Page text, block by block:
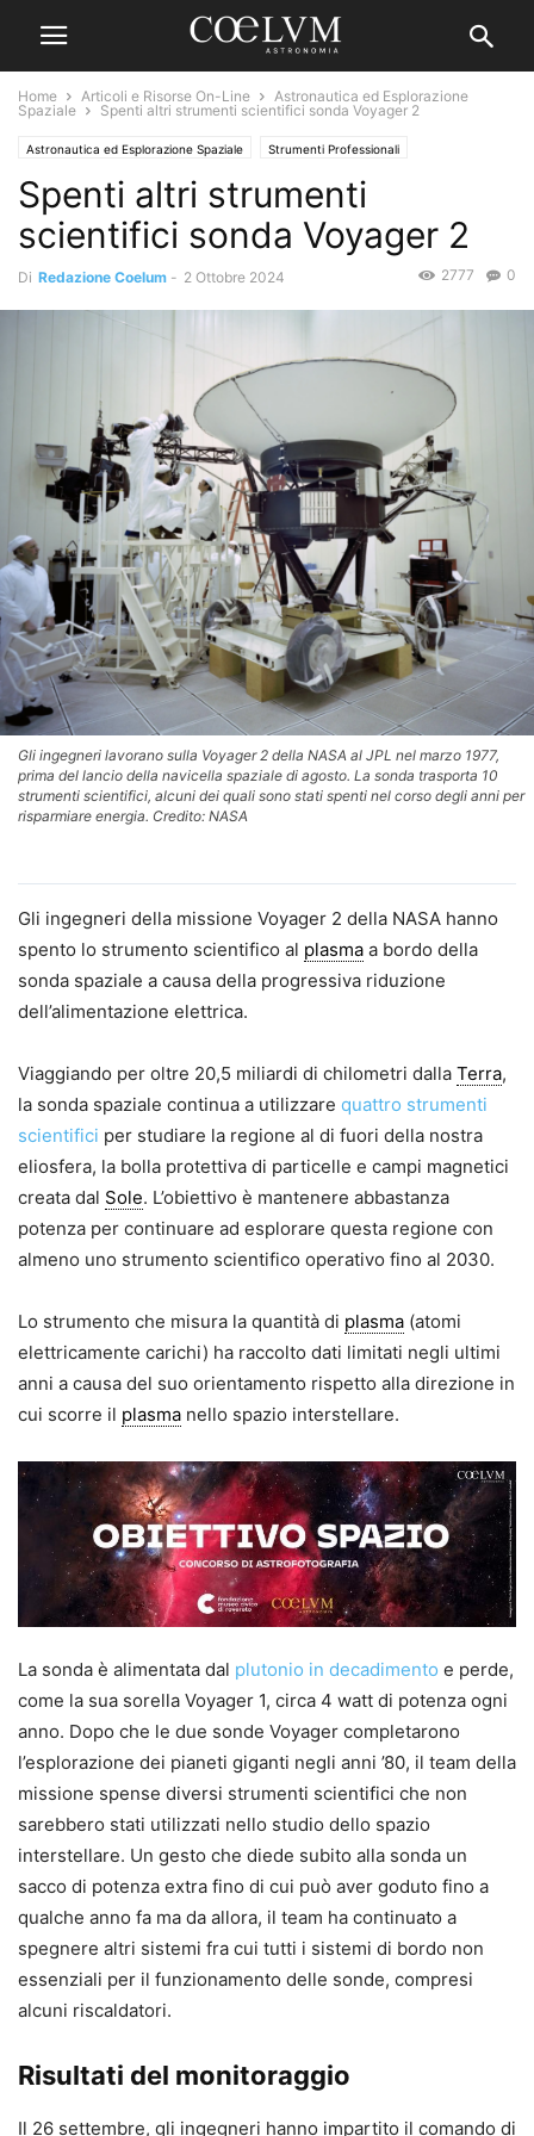
Home Articoli e Risorse On-Line
Astronautica ed Esplorazione
Spaziale
Spenti altri strumenti scientifici sonda Voyager 2
Astronautica ed Esplorazione Spaziale Strumenti Professionali
Spenti altri strumenti
scientifici sonda Voyager 2
Di Redazione Coelum - 2 Ottobre 2024 0
2777
Gli ingegneri lavorano sulla Voyager 2 della NASA al JPL nel marzo 1977,
prima del lancio della navicella spaziale di agosto. La sonda trasporta 10
strumenti scientifici, alcuni dei quali sono stati spenti nel corso degli anni per
risparmiare energia. Credito: NASA
Gli ingegneri della missione Voyager 2 della NASA hanno
spento lo strumento scientifico al plasma a bordo della
sonda spaziale a causa della progressiva riduzione
dell’alimentazione elettrica.
Viaggiando per oltre 20,5 miliardi di chilometri dalla Terra,
la sonda spaziale continua a utilizzare quattro strumenti
scientifici per studiare la regione al di fuori della nostra
eliosfera, la bolla protettiva di particelle e campi magnetici
creata dal Sole. L’obiettivo è mantenere abbastanza
potenza per continuare ad esplorare questa regione con
almeno uno strumento scientifico operativo fino al 2030.
Lo strumento che misura la quantità di plasma (atomi
elettricamente carichi) ha raccolto dati limitati negli ultimi
anni a causa del suo orientamento rispetto alla direzione in
cui scorre il plasma nello spazio interstellare.
La sonda è alimentata dal plutonio in decadimento e perde,
come la sua sorella Voyager 1, circa 4 watt di potenza ogni
anno. Dopo che le due sonde Voyager completarono
l’esplorazione dei pianeti giganti negli anni ’80, il team della
missione spense diversi strumenti scientifici che non
sarebbero stati utilizzati nello studio dello spazio
interstellare. Un gesto che diede subito alla sonda un
sacco di potenza extra fino di cui può aver goduto fino a
qualche anno fa ma da allora, il team ha continuato a
spegnere altri sistemi fra cui tutti i sistemi di bordo non
essenziali per il funzionamento delle sonde, compresi
alcuni riscaldatori.
Risultati del monitoraggio
Il 26 settembre, gli ingegneri hanno impartito il comando di